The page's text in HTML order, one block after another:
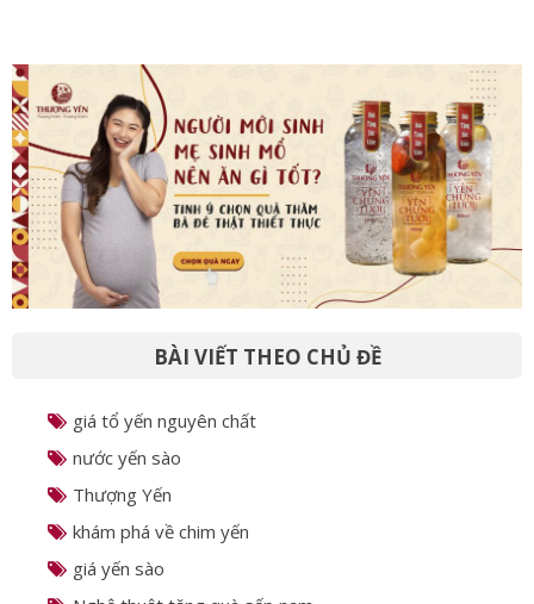
BÀI VIẾT THEO CHỦ ĐỀ
giá tổ yến nguyên chất
nước yến sào
Thượng Yến